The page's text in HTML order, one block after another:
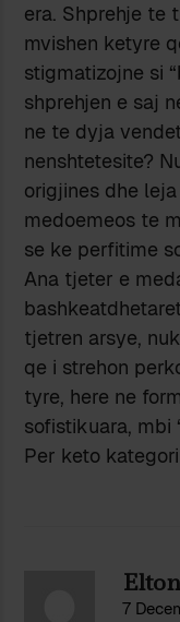
era. Shprehje te
mvishen ketyre
stigmatizojne si
shprehjen e saj
ne te dyja
nenshtetesite?
origjines dhe
medoemeos te
se ke perfitime
Ana tjeter e
tjetren arsye,
qe i strehon
tyre, here ne
sofistikuara, mbi
Per keto
7